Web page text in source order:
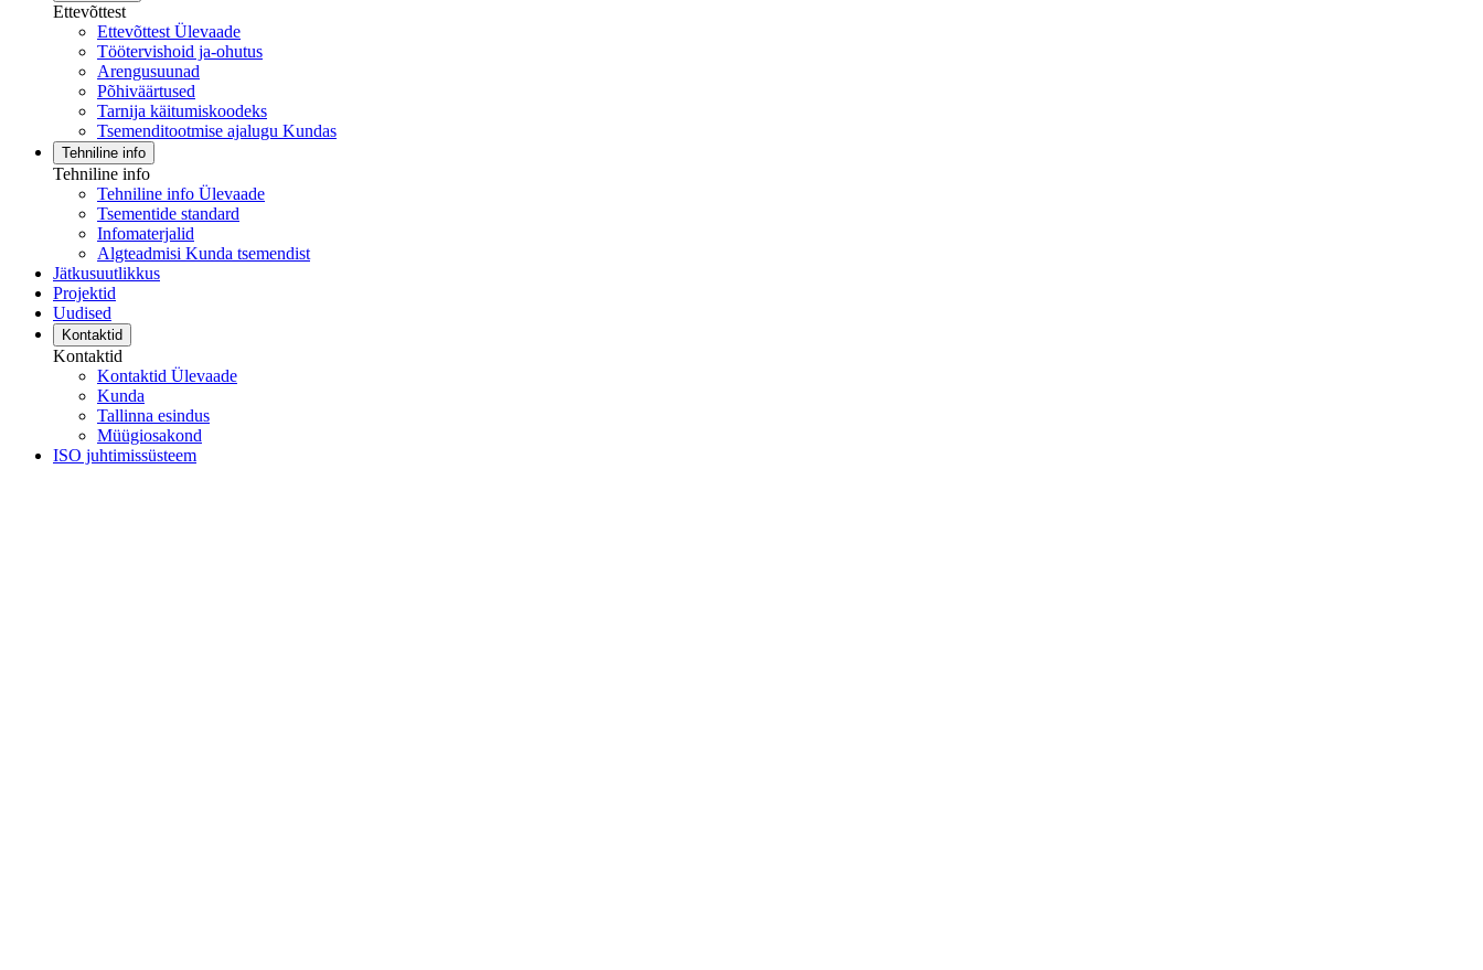
Ettevõttest
Ettevõttest Ülevaade
Töötervishoid ja-ohutus
Arengusuunad
Põhiväärtused
Tarnija käitumiskoodeks
Tsemenditootmise ajalugu Kundas
Tehniline info
Tehniline info
Tehniline info Ülevaade
Tsementide standard
Infomaterjalid
Algteadmisi Kunda tsemendist
Jätkusuutlikkus
Projektid
Uudised
Kontaktid
Kontaktid
Kontaktid Ülevaade
Kunda
Tallinna esindus
Müügiosakond
ISO juhtimissüsteem